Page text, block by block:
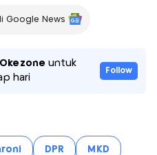
Google News
untuk
hari
Follow
DPR MKD